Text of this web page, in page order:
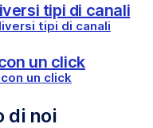
tipi di canali
un click
di noi